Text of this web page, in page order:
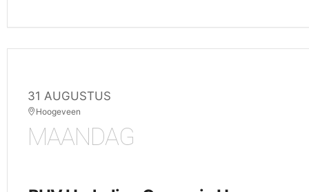
31 AUGUSTUS
Hoogeveen
MAANDAG